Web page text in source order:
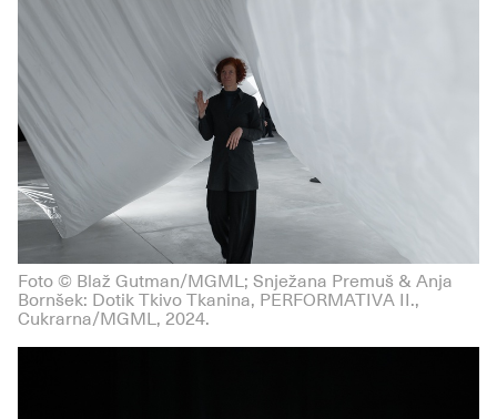
Foto © Blaž Gutman/MGML; Snježana Premuš & Anja
Bornšek: Dotik Tkivo Tkanina, PERFORMATIVA II.,
Cukrarna/MGML, 2024.